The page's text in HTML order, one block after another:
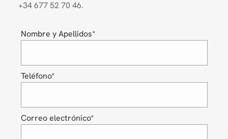
+34 677 52 70 46.
Nombre y Apellidos*
Teléfono*
Correo electrónico*